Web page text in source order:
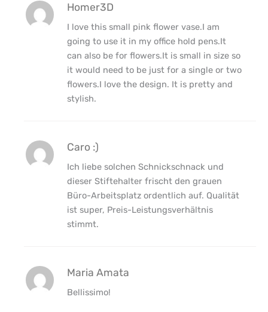
Homer3D
I love this small pink flower vase.I am
going to use it in my office hold pens.It
can also be for flowers.It is small in size so
it would need to be just for a single or two
flowers.I love the design. It is pretty and
stylish.
Caro :)
Ich liebe solchen Schnickschnack und
dieser Stiftehalter frischt den grauen
Büro-Arbeitsplatz ordentlich auf. Qualität
ist super, Preis-Leistungsverhältnis
stimmt.
Maria Amata
Bellissimo!